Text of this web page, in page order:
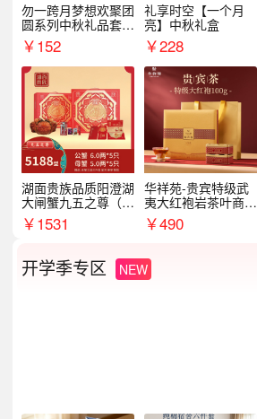
勿一跨月梦想欢聚团
圆系列中秋礼品套装
企业送客户商务伴手
礼
￥152
礼享时空【一个月
亮】中秋礼盒
￥228
湖面贵族品质阳澄湖
大闸蟹九五之尊（卡
券）5188型
￥1531
华祥苑-贵宾特级武
夷大红袍岩茶叶商务
礼盒中秋节送长辈1
00g
￥490
开学季专区 NEW